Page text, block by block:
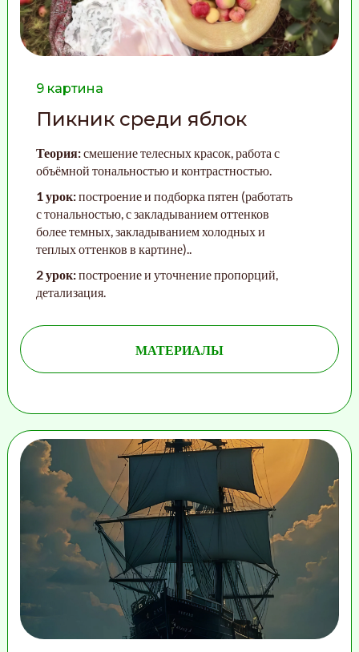
9 картина
Пикник среди яблок
Теория:смешение телесных красок, работа с
объёмной тональностью и контрастностью.
1 урок:построение и подборка пятен (работать
с тональностью, с закладыванием оттенков
более темных, закладыванием холодных и
теплых оттенков в картине)..
2 урок:построение и уточнение пропорций,
детализация.
МАТЕРИАЛЫ